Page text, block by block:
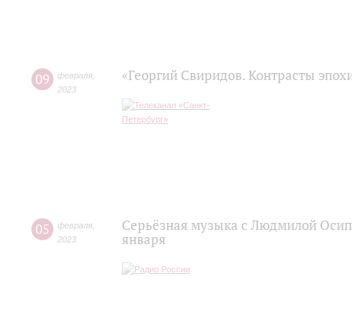
09 февраля
2023
«Георгий Свиридов. Контрасты
05 февраля
2023
Серьёзная музыка с Людмилой
января